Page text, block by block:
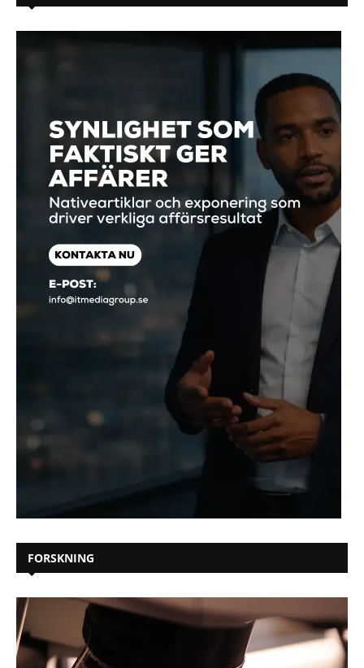
FORSKNING